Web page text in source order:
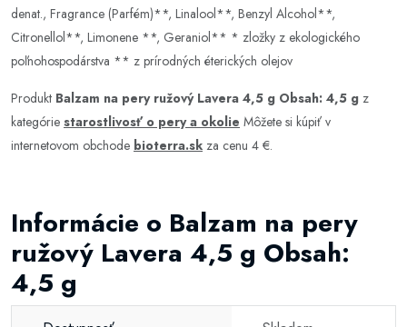
denat., Fragrance (Parfém)**, Linalool**, Benzyl Alcohol**,
Citronellol**, Limonene **, Geraniol** * zložky z ekologického
poľnohospodárstva ** z prírodných éterických olejov
Produkt Balzam na pery ružový Lavera 4,5 g Obsah: 4,5 g z
kategórie starostlivosť o pery a okolie Môžete si kúpiť v
internetovom obchode bioterra.sk za cenu 4 €.
Informácie o Balzam na pery
ružový Lavera 4,5 g Obsah:
4,5 g